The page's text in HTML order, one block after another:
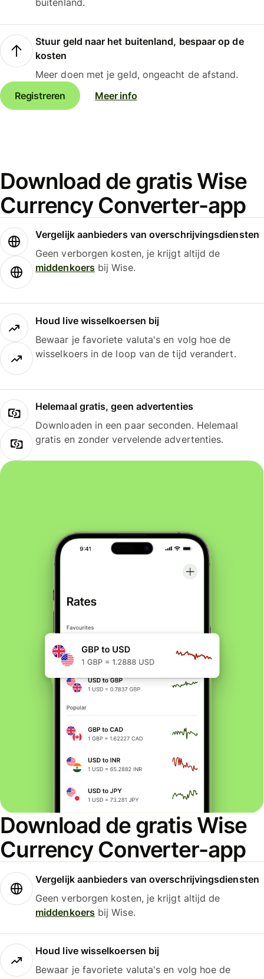
buitenland.
Stuur geld naar het buitenland, bespaar op de
kosten
Meer doen met je geld, ongeacht de afstand.
Registreren
Meer info
Download de gratis Wise
Currency Converter-app
Vergelijk aanbieders van overschrijvingsdiensten
Geen verborgen kosten, je krijgt altijd de
middenkoersbij Wise.
Houd live wisselkoersen bij
Bewaar je favoriete valuta's en volg hoe de
wisselkoers in de loop van de tijd verandert.
Helemaal gratis, geen advertenties
Downloaden in een paar seconden. Helemaal
gratis en zonder vervelende advertenties.
Download de gratis Wise
Currency Converter-app
Vergelijk aanbieders van overschrijvingsdiensten
Geen verborgen kosten, je krijgt altijd de
middenkoersbij Wise.
Houd live wisselkoersen bij
Bewaar je favoriete valuta's en volg hoe de